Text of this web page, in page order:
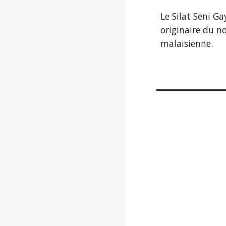
Le Silat Seni
originaire du
malaisienne.